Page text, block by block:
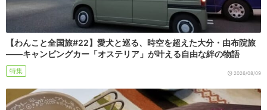
【わんこと全国旅#22】愛犬と巡る、時空を超えた大分・由布院旅
――キャンピングカー「オステリア」が叶える自由な絆の物語
特集 2026/08/09